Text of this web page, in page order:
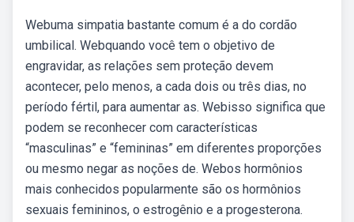
Webuma simpatia bastante comum é a do cordão
umbilical. Webquando você tem o objetivo de
engravidar, as relações sem proteção devem
acontecer, pelo menos, a cada dois ou três dias, no
período fértil, para aumentar as. Webisso significa que
podem se reconhecer com características
“masculinas” e “femininas” em diferentes proporções
ou mesmo negar as noções de. Webos hormônios
mais conhecidos popularmente são os hormônios
sexuais femininos, o estrogênio e a progesterona.